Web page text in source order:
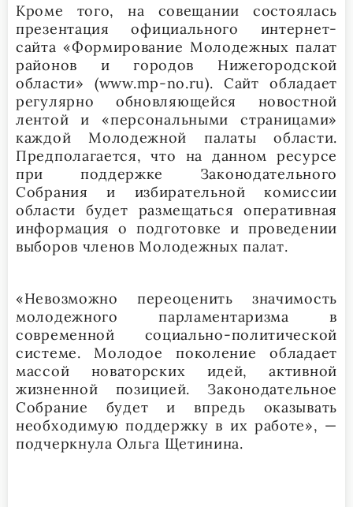
Кроме того, на совещании состоялась
презентация официального интернет-
сайта «Формирование Молодежных палат
районов и городов Нижегородской
области» (www.mp-no.ru). Сайт обладает
регулярно обновляющейся новостной
лентой и «персональными страницами»
каждой Молодежной палаты области.
Предполагается, что на данном ресурсе
при поддержке Законодательного
Собрания и избирательной комиссии
области будет размещаться оперативная
информация о подготовке и проведении
выборов членов Молодежных палат.
«Невозможно переоценить значимость
молодежного парламентаризма в
современной социально-политической
системе. Молодое поколение обладает
массой новаторских идей, активной
жизненной позицией. Законодательное
Собрание будет и впредь оказывать
необходимую поддержку в их работе», —
подчеркнула Ольга Щетинина.